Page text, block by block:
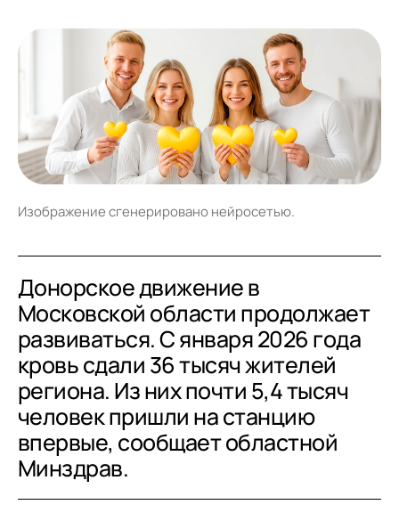
Изображение сгенерировано нейросетью.
Донорское движение в
Московской области продолжает
развиваться. С января 2026 года
кровь сдали 36 тысяч жителей
региона. Из них почти 5,4 тысяч
человек пришли на станцию
впервые, сообщает областной
Минздрав.